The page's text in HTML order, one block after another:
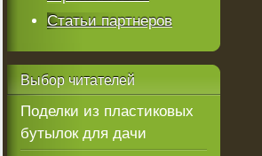
Статьи партнеров
Выборчитателей
Поделки из пластиковых
бутылок для дачи